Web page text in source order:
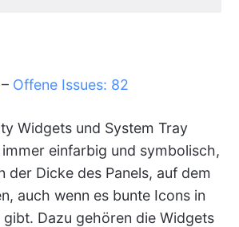
Offene Issues: 82
Widgets und System Tray
einfarbig und symbolisch,
der Dicke des Panels, auf dem
auch wenn es bunte Icons in
Dazu gehören die Widgets